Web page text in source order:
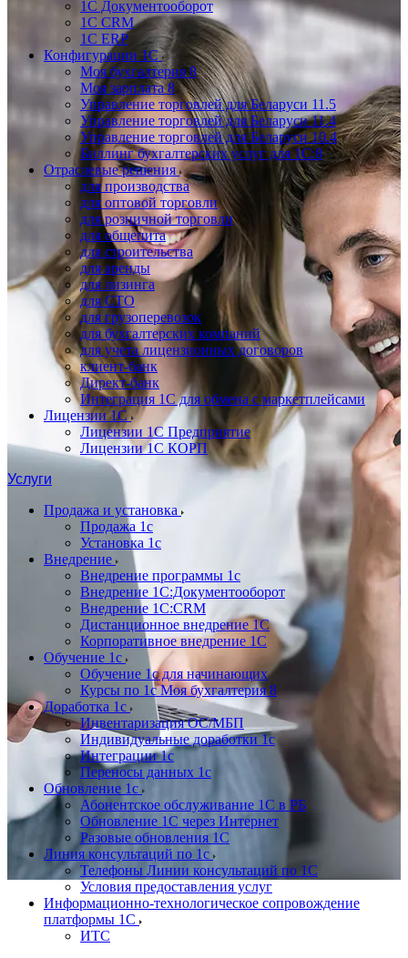
1С Документооборот
1С CRM
1С ERP
Конфигурации 1С
Моя бухгалтерия 8
Моя зарплата 8
Управление торговлей для Беларуси 11.5
Управление торговлей для Беларуси 11.4
Управление торговлей для Беларуси 10.4
Биллинг бухгалтерских услуг для 1С:8
Отраслевые решения
для производства
для оптовой торговли
для розничной торговли
для общепита
для строительства
для аренды
для лизинга
для СТО
для грузоперевозок
для бухгалтерских компаний
для учета лицензионных договоров
клиент-банк
Директ-банк
Интеграция 1C для обмена с маркетплейсами
Лицензии 1С
Лицензии 1С Предприятие
Лицензии 1С КОРП
Услуги
Продажа и установка
Продажа 1с
Установка 1с
Внедрение
Внедрение программы 1с
Внедрение 1С:Документооборот
Внедрение 1С:CRM
Дистанционное внедрение 1С
Корпоративное внедрение 1С
Обучение 1с
Обучение 1с для начинающих
Курсы по 1с Моя бухгалтерия 8
Доработка 1с
Инвентаризация ОС/МБП
Индивидуальные доработки 1с
Интеграции 1с
Переносы данных 1с
Обновление 1с
Абонентское обслуживание 1С в РБ
Обновление 1С через Интернет
Разовые обновления 1С
Линия консультаций по 1с
Телефоны Линии консультаций по 1С
Условия предоставления услуг
Информационно-технологическое сопровождение
платформы 1С
ИТС